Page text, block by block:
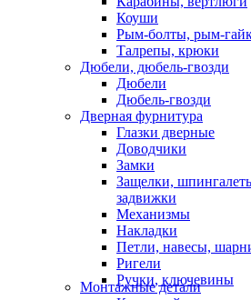
Коуши
Рым-болты, рым-
Талрепы, крюки
Дюбели, дюбель-гвозди
Дюбели
Дюбель-гвозди
Дверная фурнитура
Глазки дверные
Доводчики
Замки
Защелки,
задвижки
Механизмы
Накладки
Петли, навесы,
Ригели
Ручки, ключевины
Монтажные детали